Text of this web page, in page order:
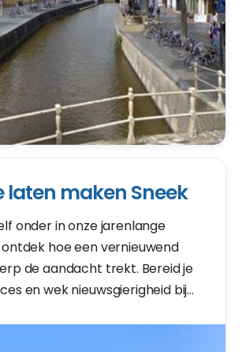
laten maken Sneek
onder in onze jarenlange
hoe een vernieuwend
de aandacht trekt. Bereid je
en wek nieuwsgierigheid bij